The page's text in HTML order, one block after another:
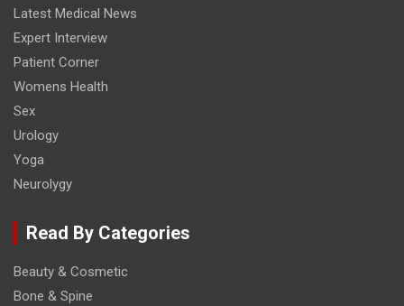
Latest Medical News
Expert Interview
Patient Corner
Womens Health
Sex
Urology
Yoga
Neurolygy
Read By Categories
Beauty & Cosmetic
Bone & Spine